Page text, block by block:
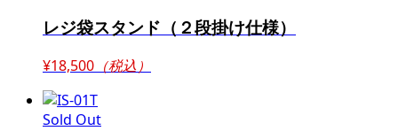
レジ袋スタンド（２段掛け仕様）
¥18,500 （税込）
Sold Out